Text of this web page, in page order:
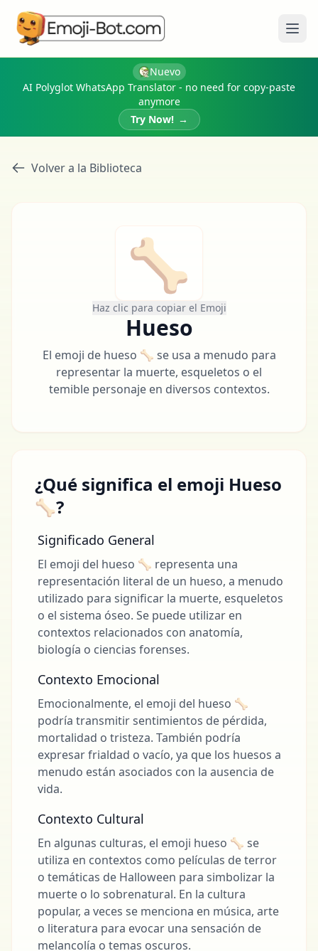
Nuevo
AI Polyglot WhatsApp Translator - no need for copy-paste
anymore
Try Now! →
Volver a la Biblioteca
🦴
Haz clic para copiar el Emoji
Hueso
El emoji de hueso 🦴 se usa a menudo para
representar la muerte, esqueletos o el
temible personaje en diversos contextos.
¿Qué significa el emoji Hueso
🦴?
Significado General
El emoji del hueso 🦴 representa una
representación literal de un hueso, a menudo
utilizado para significar la muerte, esqueletos
o el sistema óseo. Se puede utilizar en
contextos relacionados con anatomía,
biología o ciencias forenses.
Contexto Emocional
Emocionalmente, el emoji del hueso 🦴
podría transmitir sentimientos de pérdida,
mortalidad o tristeza. También podría
expresar frialdad o vacío, ya que los huesos a
menudo están asociados con la ausencia de
vida.
Contexto Cultural
En algunas culturas, el emoji hueso 🦴 se
utiliza en contextos como películas de terror
o temáticas de Halloween para simbolizar la
muerte o lo sobrenatural. En la cultura
popular, a veces se menciona en música, arte
o literatura para evocar una sensación de
melancolía o temas oscuros.